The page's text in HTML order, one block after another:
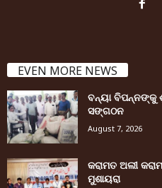
EVEN MORE NEWS
ବନ୍ୟା ବିପନ୍ନଙ୍କୁ
ସଙ୍ଗଠନ
August 7, 2026
କରାମତ ଅଲୀ
ମୁଶାୟରା